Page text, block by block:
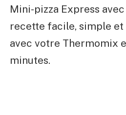
Mini-pizza Express
recette facile, simple
avec votre Thermomix
minutes.